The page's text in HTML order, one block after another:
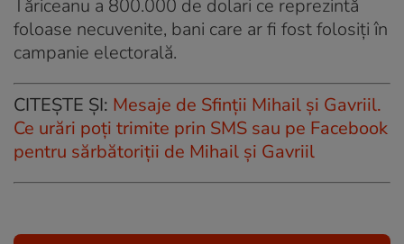
Tăriceanu a 800.000 de dolari ce reprezintă
foloase necuvenite, bani care ar fi fost folosiți în
campanie electorală.
CITEȘTE ȘI: Mesaje de Sfinții Mihail și Gavriil.
Ce urări poți trimite prin SMS sau pe Facebook
pentru sărbătoriții de Mihail și Gavriil